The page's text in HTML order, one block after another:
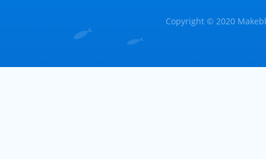
Copyright © 2020